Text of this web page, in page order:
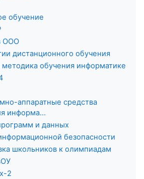
обучение
ООО
дистанционного обучения
методика обучения информатике
аппаратные средства
информа...
и данных
безопасности
школьников к олимпиадам
2